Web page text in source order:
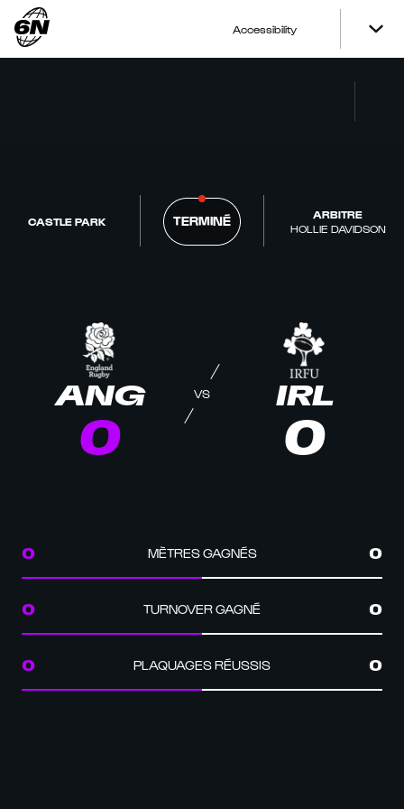
Accessibility
CASTLE PARK TERMINÉ
ARBITRE
HOLLIE DAVIDSON
ANG
0
VS IRL
0
0 MÈTRES GAGNÉS 0
0 TURNOVER GAGNÉ 0
0 PLAQUAGES RÉUSSIS 0